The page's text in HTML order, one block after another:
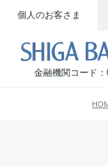
個人のお客さま
金融機関コード